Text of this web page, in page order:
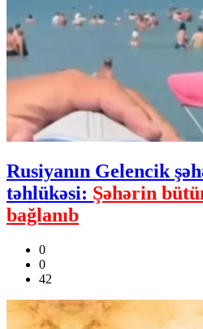
Rusiyanın Gelencik
təhlükəsi: Şəhərin
bağlanıb
0
0
42